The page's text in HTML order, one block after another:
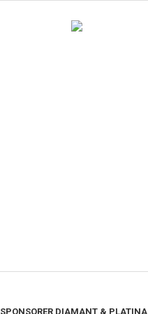
SPONSORER DIAMANT & PLATINA